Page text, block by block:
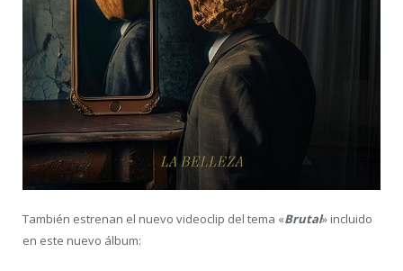
También estrenan el nuevo videoclip del tema «Brutal» incluido
en este nuevo álbum: